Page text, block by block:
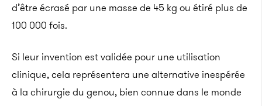
d’être écrasé par une masse de 45 kg ou étiré plus de
100 000 fois.
Si leur invention est validée pour une utilisation
clinique, cela représentera une alternative inespérée
à la chirurgie du genou, bien connue dans le monde